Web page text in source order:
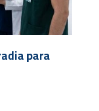
para